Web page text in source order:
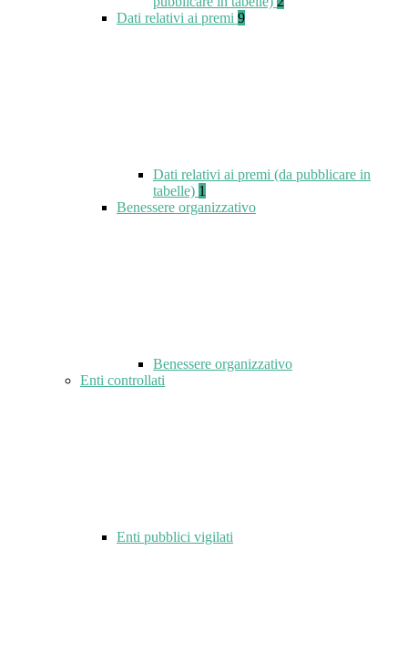
Dati relativi ai premi 9
Dati relativi ai premi (da pubblicare in
tabelle) 1
Benessere organizzativo
Benessere organizzativo
Enti controllati
Enti pubblici vigilati